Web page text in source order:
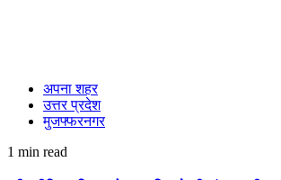
अपना शहर
उत्तर प्रदेश
मुजफ्फरनगर
1 min read